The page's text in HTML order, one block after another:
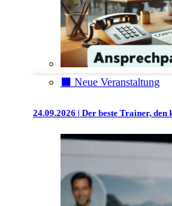
⬛️ Neue Veranstaltung
24.09.2026 | Der beste Trainer,